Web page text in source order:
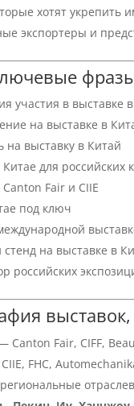
хотят укрепить
экспортеры и
участия в выставке
на выставке в
на выставку в Китай
для российских
Fair и CIIE
под ключ
стенд на выставке в
российских
Canton Fair, CIFF,
FHC,